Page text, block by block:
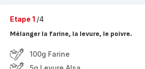
Etape 1 /4
Mélanger la farine, la levure, le poivre.
100g Farine